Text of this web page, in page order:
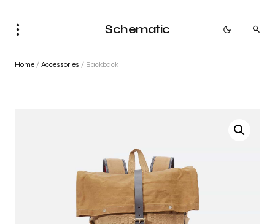
Schematic
Home / Accessories / Backback